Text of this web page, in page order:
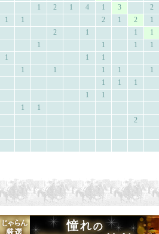
1 2 1 4 1 3
2
1 1 2 1 2
1
2 1 1
1
1 1 1
1
1 1
1
1 1 1 1
1
1 1
1
1
1
1
1
2